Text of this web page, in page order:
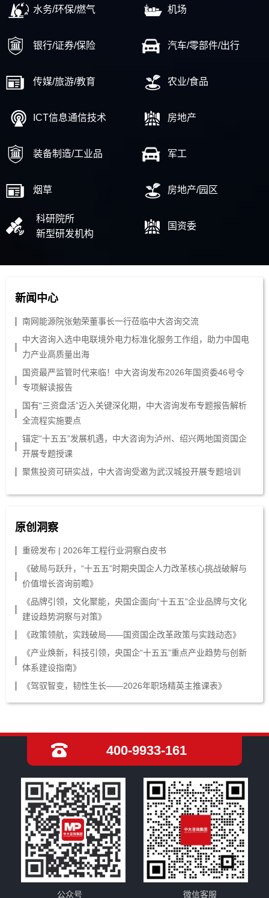
水务/环保/燃气 机场
银行/证券/保险 汽车/零部件/出行
传媒/旅游/教育 农业/食品
ICT信息通信技术 房地产
装备制造/工业品 军工
烟草 房地产/园区
科研院所
新型研发机构
国资委
新闻中心
南网能源院张勉荣董事长一行莅临中大咨询交流
中大咨询入选中电联境外电力标准化服务工作组，助力中国电
力产业高质量出海
国资最严监管时代来临！中大咨询发布2026年国资委46号令
专项解读报告
国有“三资盘活”迈入关键深化期，中大咨询发布专题报告解析
全流程实施要点
锚定“十五五”发展机遇，中大咨询为泸州、绍兴两地国资国企
开展专题授课
聚焦投资可研实战，中大咨询受邀为武汉城投开展专题培训
原创洞察
重磅发布 | 2026年工程行业洞察白皮书
《破局与跃升，“十五五”时期央国企人力改革核心挑战破解与
价值增长咨询前瞻》
《品牌引领，文化聚能，央国企面向“十五五”企业品牌与文化
建设趋势洞察与对策》
《政策领航，实践破局——国资国企改革政策与实践动态》
《产业焕新，科技引领，央国企“十五五”重点产业趋势与创新
体系建设指南》
《驾驭智变，韧性生长——2026年职场精英主推课表》
400-9933-161
公众号 微信客服